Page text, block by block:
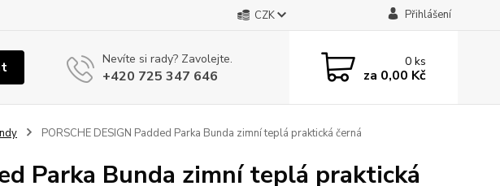
CZK Přihlášení
Nevíte si rady? Zavolejte.
+420 725 347 646
0ks
za 0,00 Kč
PORSCHE DESIGN Padded Parka Bunda zimní teplá praktická černá
Parka Bunda zimní teplá praktická